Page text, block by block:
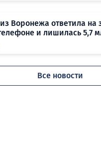
Воронежа ответила на
и лишилась 5,7
Все новости